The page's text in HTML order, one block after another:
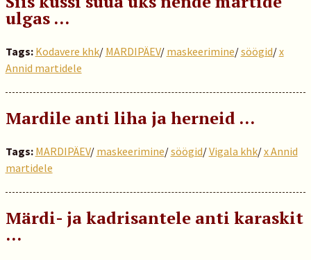
ulgas …
Tags: Kodavere khk/ MARDIPÄEV/ maskeerimine/söögid/x
Annid martidele
Mardile anti liha ja herneid …
Tags: MARDIPÄEV/ maskeerimine/söögid/Vigala khk/x Annid
martidele
Märdi- ja kadrisantele anti karaskit
…